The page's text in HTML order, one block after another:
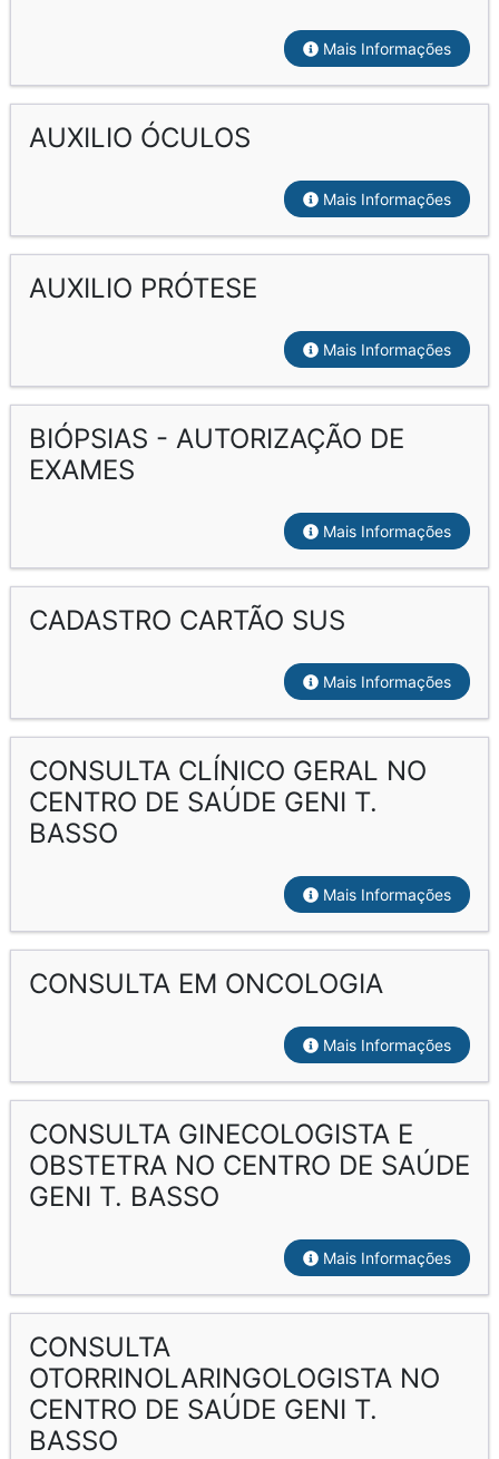
Mais Informações
AUXILIO ÓCULOS
Mais Informações
AUXILIO PRÓTESE
Mais Informações
BIÓPSIAS - AUTORIZAÇÃO DE
EXAMES
Mais Informações
CADASTRO CARTÃO SUS
Mais Informações
CONSULTA CLÍNICO GERAL NO
CENTRO DE SAÚDE GENI T.
BASSO
Mais Informações
CONSULTA EM ONCOLOGIA
Mais Informações
CONSULTA GINECOLOGISTA E
OBSTETRA NO CENTRO DE SAÚDE
GENI T. BASSO
Mais Informações
CONSULTA
OTORRINOLARINGOLOGISTA NO
CENTRO DE SAÚDE GENI T.
BASSO